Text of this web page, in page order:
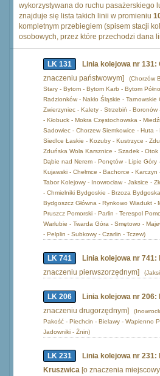
wykorzystywana do ruchu pasażerskiego
znajduje się lista takich linii w promieniu
kompletnym przebiegiem (spisem stacji
osobowych, przez które przechodzi dana
LK 131 Linia kolejowa nr 131:
znaczeniu państwowym]
(Chorzów
Stary - Bytom - Bytom Karb - Bytom
Radzionków - Nakło Śląskie -
Zwierzyniec - Kalety - Strzebiń -
- Kłobuck - Mokra Częstochowska -
Sadowiec - Chorzew Siemkowice - Huta
Siedlce Łaskie - Kozuby - Kustrzyce -
Zduńska Wola Karsznice - Szadek -
Dąbie nad Nerem - Ponętów - Lipie
Kujawski - Chełmce - Bachorce - Karczyn
Tabor Kolejowy - Inowrocław - Jaksice -
- Chmielniki Bydgoskie - Brzoza
Bydgoszcz Główna - Rynkowo Wiadukt -
Pruszcz Pomorski - Parlin - Terespol
Warlubie - Twarda Góra - Smętowo -
- Pelplin - Subkowy - Czarlin - Tczew)
LK 741 Linia kolejowa nr
znaczeniu pierwszorzędnym]
LK 206 Linia kolejowa nr 206:
znaczeniu drugorzędnym]
Pakość - Piechcin - Bielawy - Wapienno
Jadowniki - Żnin)
LK 231
Linia kolejowa nr 231:
Kruszwica [o znaczenia